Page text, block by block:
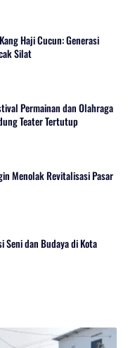
Haji Cucun: Generasi
Silat
Permainan dan Olahraga
Teater Tertutup
Menolak Revitalisasi Pasar
Seni dan Budaya di Kota